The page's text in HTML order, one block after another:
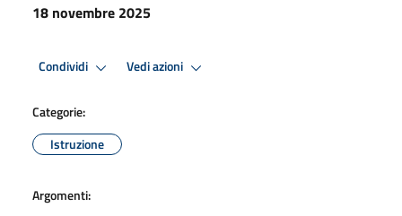
18 novembre 2025
Condividi Vedi azioni
Categorie:
Istruzione
Argomenti: